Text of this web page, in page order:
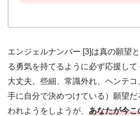
エンジェルナンバー [3]は真の願望
る勇気を持てるように必ず応援して
大丈夫。些細、常識外れ、ヘンテ
手に自分で決めつけている）願望
われようをしようが、 あなたが今こ